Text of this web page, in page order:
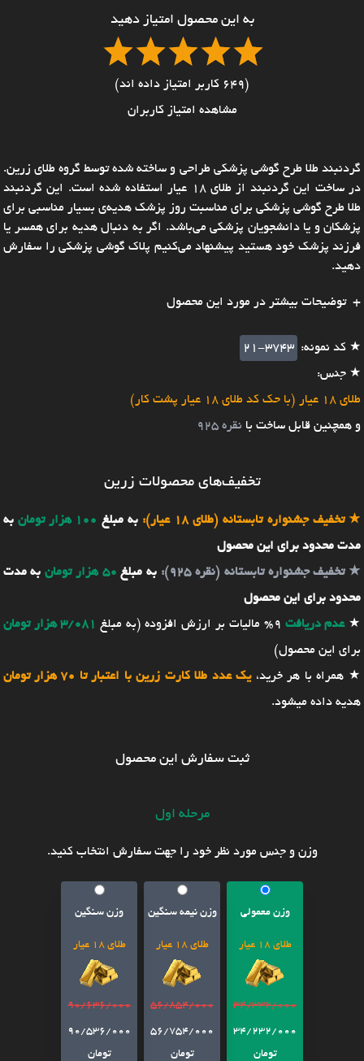
به این محصول امتیاز دهید
(649 کاربر امتیاز داده اند)
مشاهده امتیاز کاربران
گردنبند طلا طرح گوشی پزشکی طراحی و ساخته شده توسط گروه طلای زرین.
در ساخت این گردنبند از طلای 18 عیار استفاده شده است. این گردنبند
طلا طرح گوشی پزشکی برای مناسبت روز پزشک هدیه‌ی بسیار مناسبی برای
پزشکان و یا دانشجویان پزشکی می‌باشد. اگر به دنبال هدیه برای همسر یا
فرزند پزشک خود هستید پیشنهاد می‌کنیم پلاک گوشی پزشکی را سفارش
دهید.
توضیحات بیشتر در مورد این محصول
★ کد نمونه: 21-3743
★ جنس:
طلای 18 عیار (با حک کد طلای 18 عیار پشت کار)
و همچنین قابل ساخت با نقره 925
تخفیف‌های محصولات زرین
★تخفیف جشنواره تابستانه (طلای 18 عیار): به مبلغ 100 هزار تومان
به
مدت محدود برای این محصول
★تخفیف جشنواره تابستانه (نقره 925): به مبلغ 50 هزار تومان
به مدت
محدود برای این محصول
★عدم دریافت 9% مالیات بر ارزش افزوده (به مبلغ
3/081 هزار تومان
برای این محصول)
★ همراه با هر خرید،یک عدد طلا کارت زرین با اعتبار تا 70 هزار تومان
هدیه داده میشود.
ثبت سفارش این محصول
مرحله اول
وزن و جنس مورد نظر خود را جهت سفارش انتخاب کنید.
وزن معمولی
طلای 18 عیار
34/332/000
34/232/000
تومان
وزن نیمه سنگین
طلای 18 عیار
56/854/000
56/754/000
تومان
وزن سنگین
طلای 18 عیار
90/636/000
90/536/000
تومان